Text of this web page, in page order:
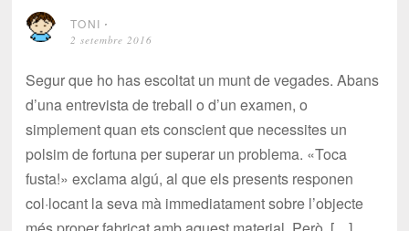
TONI ⋅
2 setembre 2016
Segur que ho has escoltat un munt de vegades. Abans
d’una entrevista de treball o d’un examen, o
simplement quan ets conscient que necessites un
polsim de fortuna per superar un problema. «Toca
fusta!» exclama algú, al que els presents responen
col·locant la seva mà immediatament sobre l’objecte